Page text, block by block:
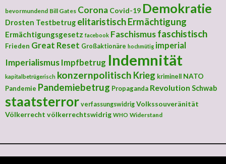
bevormundend Bill Gates Corona Covid-19 Demokratie
Drosten Testbetrug elitaristischErmächtigung
Ermächtigungsgesetz facebook Faschismusfaschistisch
Frieden Great Reset Großaktionäre hochmütig imperial
Imperialismus Impfbetrug Indemnität
kapitalbetrügerisch konzernpolitisch Krieg kriminell
NATO
Pandemie Pandemiebetrug Propaganda Revolution Schwab
staatsterror verfassungswidrig Volkssouveränität
Völkerrecht völkerrechtswidrig WHO Widerstand